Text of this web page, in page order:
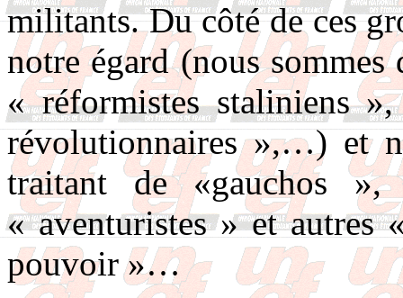
militants. Du côté de ces
notre égard (nous
« réformistes staliniens
révolutionnaires »,…) et
traitant de «gauchos
« aventuristes » et autres
pouvoir »…